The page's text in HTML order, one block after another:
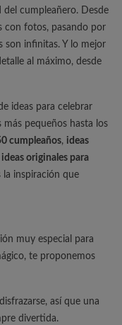
del cumpleañero. Desde
con fotos, pasando por
son infinitas. Y lo mejor
al máximo, desde
ideas para celebrar
más pequeños hasta los
cumpleaños, ideas
ideas originales para
la inspiración que
muy especial para
te proponemos
así que una
divertida.